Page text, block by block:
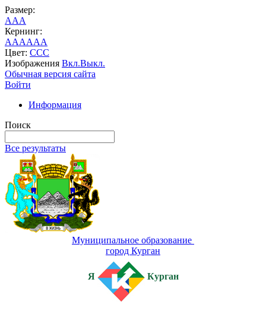
Размер:
AAA
Кернинг:
AAAAAA
Цвет: CCC
Изображения Вкл.Выкл.
Обычная версия сайта
Войти
Информация
Поиск
Все результаты
Муниципальное образование
город Курган
Я Курган